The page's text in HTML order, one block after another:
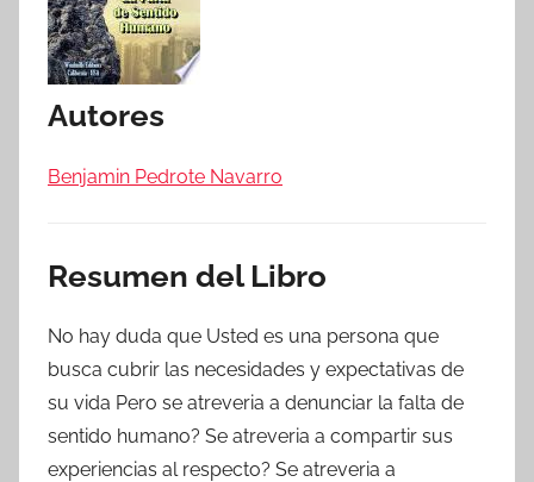
Autores
Benjamin Pedrote Navarro
Resumen del Libro
No hay duda que Usted es una persona que
busca cubrir las necesidades y expectativas de
su vida Pero se atreveria a denunciar la falta de
sentido humano? Se atreveria a compartir sus
experiencias al respecto? Se atreveria a